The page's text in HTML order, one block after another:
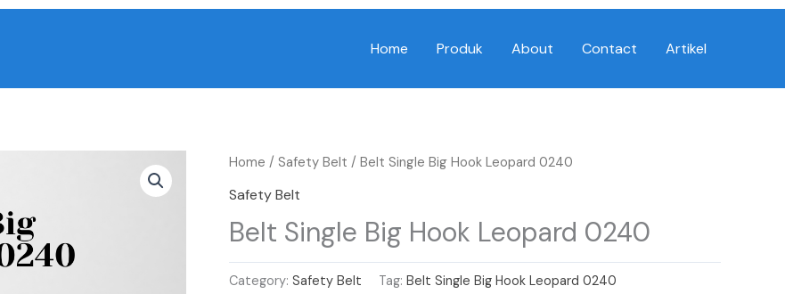
Home Produk About Contact Artikel
Home / Safety Belt / Belt Single Big Hook Leopard 0240
Safety Belt
Belt Single Big Hook Leopard 0240
Category: Safety Belt Tag: Belt Single Big Hook Leopard 0240